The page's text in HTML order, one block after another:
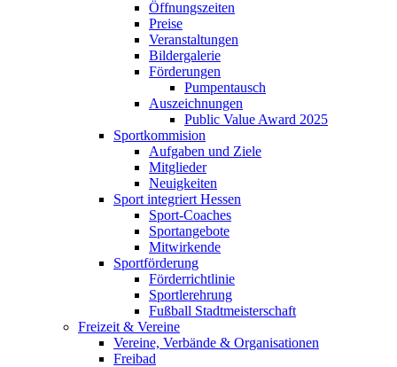
Öffnungszeiten
Preise
Veranstaltungen
Bildergalerie
Förderungen
Pumpentausch
Auszeichnungen
Public Value Award 2025
Sportkommision
Aufgaben und Ziele
Mitglieder
Neuigkeiten
Sport integriert Hessen
Sport-Coaches
Sportangebote
Mitwirkende
Sportförderung
Förderrichtlinie
Sportlerehrung
Fußball Stadtmeisterschaft
Freizeit & Vereine
Vereine, Verbände & Organisationen
Freibad